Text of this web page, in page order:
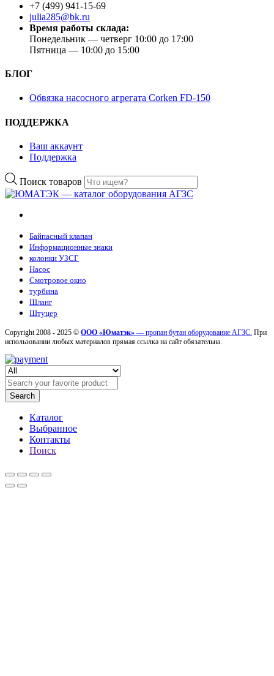
+7 (499) 941-15-69
julia285@bk.ru
Время работы склада:
Понедельник — четверг 10:00 до 17:00
Пятница — 10:00 до 15:00
БЛОГ
Обвязка насосного агрегата Corken FD-150
ПОДДЕРЖКА
Ваш аккаунт
Поддержка
Поиск товаров
Байпасный клапан
Информационные знаки
колонки УЗСГ
Насос
Смотровое окно
турбина
Шланг
Штуцер
Copyright 2008 - 2025 © ООО «Юматэк» — пропан бутан оборудование АГЗС. При
использовании любых материалов прямая ссылка на сайт обязательна.
Search
Каталог
Выбранное
Контакты
Поиск